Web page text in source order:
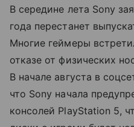
В середине лета Sony
года перестанет
Многие геймеры
отказе от физических
В начале августа в
что Sony начала
консолей PlayStation 5,